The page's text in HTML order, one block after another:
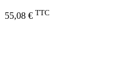
55,08 € TTC